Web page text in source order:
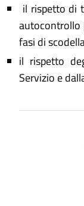
il rispetto di
autocontrollo
fasi di
il rispetto
Servizio e